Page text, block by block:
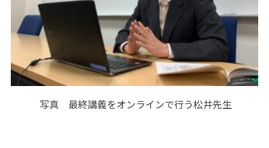
写真 最終講義をオンラインで行う松井先生